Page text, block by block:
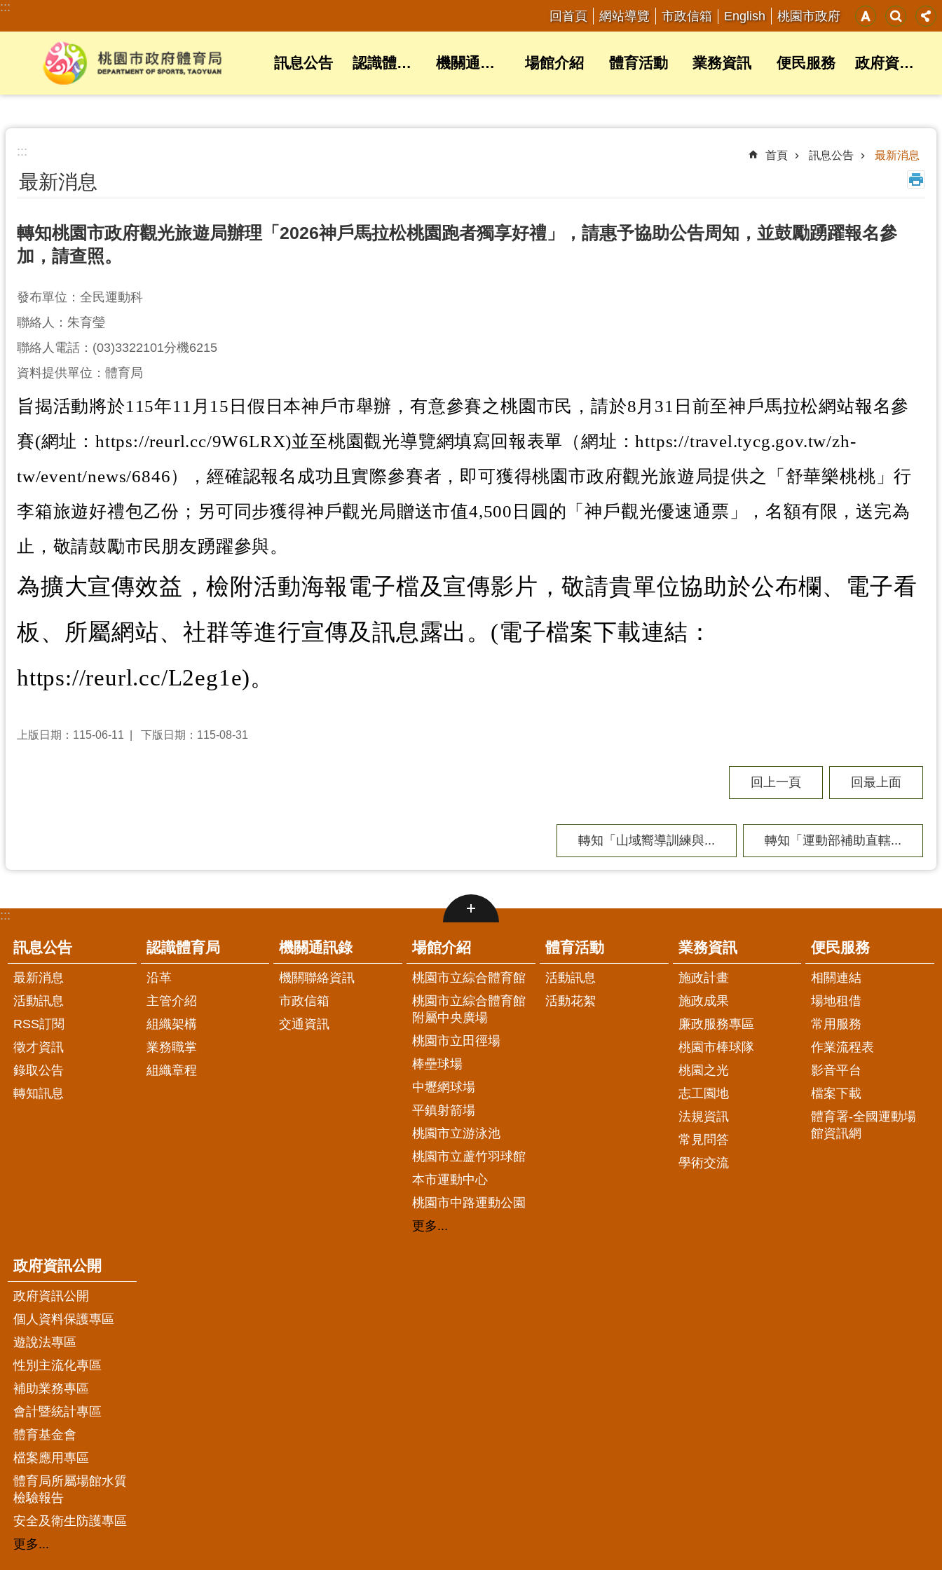
跳到主要內容區塊
:::
回首頁 網站導覽 市政信箱 English 桃園市政府
訊息公告 認識體育局 機關通訊錄 場館介紹 體育活動 業務資訊 便民服務 政府資訊公開
::: 首頁 訊息公告 最新消息
最新消息
轉知桃園市政府觀光旅遊局辦理「2026神戶馬拉松桃園跑者獨享好禮」，請惠予協助公告周知，並鼓勵踴躍報名參
加，請查照。
發布單位：全民運動科
聯絡人：朱育瑩
聯絡人電話：(03)3322101分機6215
資料提供單位：體育局
旨揭活動將於115年11月15日假日本神戶市舉辦，有意參賽之桃園市民，請於8月31日前至神戶馬拉松網站報名參
賽(網址：https://reurl.cc/9W6LRX)並至桃園觀光導覽網填寫回報表單（網址：https://travel.tycg.gov.tw/zh-
tw/event/news/6846），經確認報名成功且實際參賽者，即可獲得桃園市政府觀光旅遊局提供之「舒華樂桃桃」行
李箱旅遊好禮包乙份；另可同步獲得神戶觀光局贈送市值4,500日圓的「神戶觀光優速通票」，名額有限，送完為
止，敬請鼓勵市民朋友踴躍參與。
為擴大宣傳效益，檢附活動海報電子檔及宣傳影片，敬請貴單位協助於公布欄、電子看
板、所屬網站、社群等進行宣傳及訊息露出。(電子檔案下載連結：
https://reurl.cc/L2eg1e)。
上版日期：115-06-11 下版日期：115-08-31
回上一頁 回最上面
轉知「山域嚮導訓練與... 轉知「運動部補助直轄...
:::
訊息公告
最新消息
活動訊息
RSS訂閱
徵才資訊
錄取公告
轉知訊息
認識體育局
沿革
主管介紹
組織架構
業務職掌
組織章程
機關通訊錄
機關聯絡資訊
市政信箱
交通資訊
場館介紹
桃園市立綜合體育館
桃園市立綜合體育館
附屬中央廣場
桃園市立田徑場
棒壘球場
中壢網球場
平鎮射箭場
桃園市立游泳池
桃園市立蘆竹羽球館
本市運動中心
桃園市中路運動公園
更多...
體育活動
活動訊息
活動花絮
業務資訊
施政計畫
施政成果
廉政服務專區
桃園市棒球隊
桃園之光
志工園地
法規資訊
常見問答
學術交流
便民服務
相關連結
場地租借
常用服務
作業流程表
影音平台
檔案下載
體育署-全國運動場
館資訊網
政府資訊公開
政府資訊公開
個人資料保護專區
遊說法專區
性別主流化專區
補助業務專區
會計暨統計專區
體育基金會
檔案應用專區
體育局所屬場館水質
檢驗報告
安全及衛生防護專區
更多...